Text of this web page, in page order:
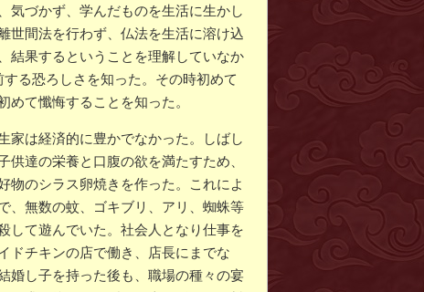
気づかず、学んだものを生活に生かし
世間法を行わず、仏法を生活に溶け込
結果するということを理解していなか
る恐ろしさを知った。その時初めて
て懺悔することを知った。
家は経済的に豊かでなかった。しばし
達の栄養と口腹の欲を満たすため、
物のシラス卵焼きを作った。これによ
、無数の蚊、ゴキブリ、アリ、蜘蛛等
して遊んでいた。社会人となり仕事を
チキンの店で働き、店長にまでな
婚し子を持った後も、職場の種々の宴